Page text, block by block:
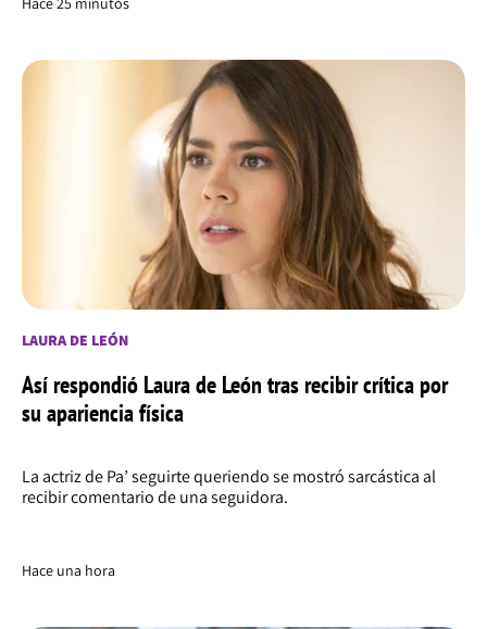
LAURA DE LEÓN
Así respondió Laura de León tras recibir crítica por
su apariencia física
La actriz de Pa’ seguirte queriendo se mostró sarcástica al
recibir comentario de una seguidora.
Hace una hora